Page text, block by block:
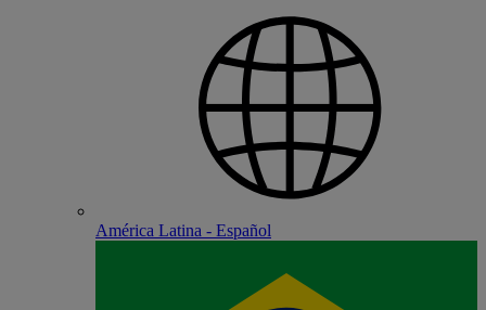
América Latina - Español